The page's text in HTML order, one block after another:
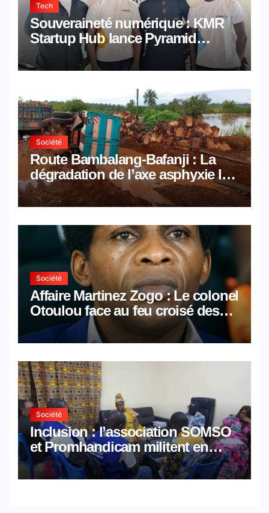
Tech
Souveraineté numérique : KMR
Startup Hub lance Pyramid
Browser et Pyramid Mail, deux
solutions numériques made in
Société
Route Bambalang-Bafanji : La
dégradation de l’axe asphyxie les
activités économiques
Société
Affaire Martinez Zogo : Le colonel
Otoulou face au feu croisé des
avocats de la défense
Société
Inclusion : l’association SOMSO
et Promhandicam militent en
faveur d’une réforme des
formations en hôtellerie-